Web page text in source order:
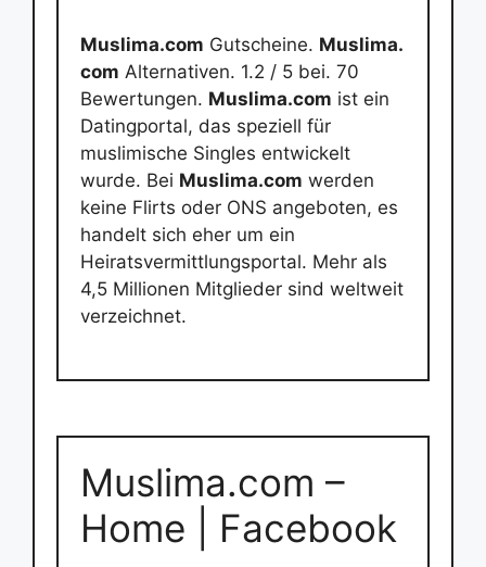
Muslima.com Gutscheine. Muslima.
com Alternativen. 1.2 / 5 bei. 70
Bewertungen. Muslima.com ist ein
Datingportal, das speziell für
muslimische Singles entwickelt
wurde. Bei Muslima.com werden
keine Flirts oder ONS angeboten, es
handelt sich eher um ein
Heiratsvermittlungsportal. Mehr als
4,5 Millionen Mitglieder sind weltweit
verzeichnet.
Muslima.com –
Home | Facebook